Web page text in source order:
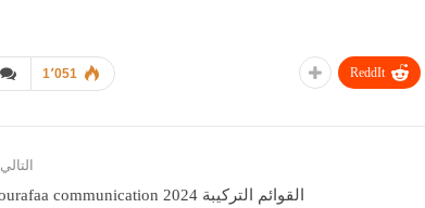
1٬051 ReddIt
التالي
القوائم التركيبة achourafaa communication 2024